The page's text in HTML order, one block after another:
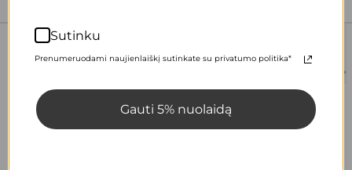
Mitybos planai
Sutinku
Prenumeruodami naujienlaiškį sutinkate su privatumo politika*
Gauti 5% nuolaidą